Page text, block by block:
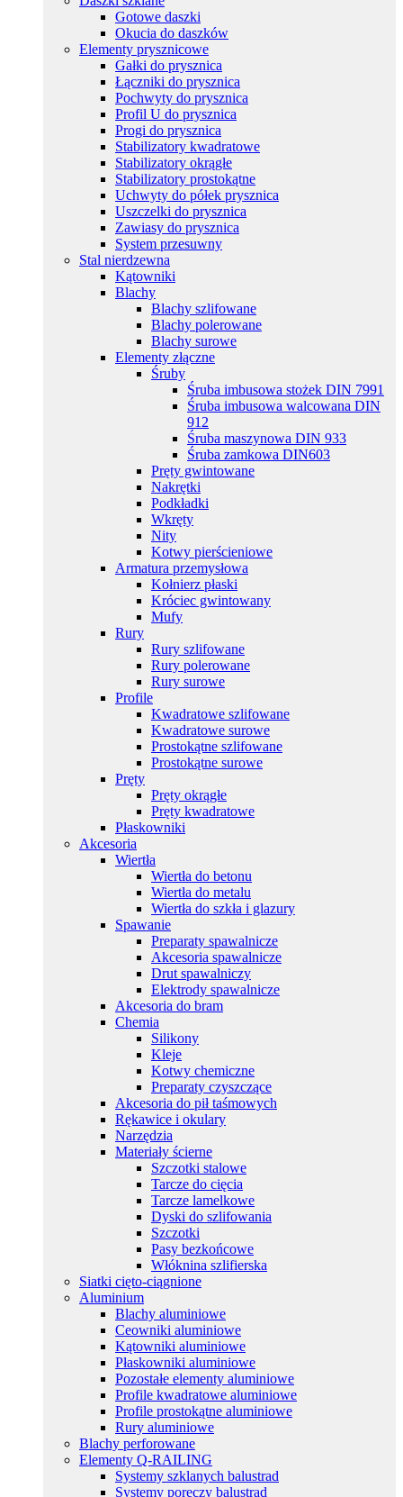
Gotowe daszki
Okucia do daszków
Elementy prysznicowe
Gałki do prysznica
Łączniki do prysznica
Pochwyty do prysznica
Profil U do prysznica
Progi do prysznica
Stabilizatory kwadratowe
Stabilizatory okrągłe
Stabilizatory prostokątne
Uchwyty do półek prysznica
Uszczelki do prysznica
Zawiasy do prysznica
System przesuwny
Stal nierdzewna
Kątowniki
Blachy
Blachy szlifowane
Blachy polerowane
Blachy surowe
Elementy złączne
Śruby
Śruba imbusowa stożek DIN 7991
Śruba imbusowa walcowana DIN
912
Śruba maszynowa DIN 933
Śruba zamkowa DIN603
Pręty gwintowane
Nakrętki
Podkładki
Wkręty
Nity
Kotwy pierścieniowe
Armatura przemysłowa
Kołnierz płaski
Króciec gwintowany
Mufy
Rury
Rury szlifowane
Rury polerowane
Rury surowe
Profile
Kwadratowe szlifowane
Kwadratowe surowe
Prostokątne szlifowane
Prostokątne surowe
Pręty
Pręty okrągłe
Pręty kwadratowe
Płaskowniki
Akcesoria
Wiertła
Wiertła do betonu
Wiertła do metalu
Wiertła do szkła i glazury
Spawanie
Preparaty spawalnicze
Akcesoria spawalnicze
Drut spawalniczy
Elektrody spawalnicze
Akcesoria do bram
Chemia
Silikony
Kleje
Kotwy chemiczne
Preparaty czyszczące
Akcesoria do pił taśmowych
Rękawice i okulary
Narzędzia
Materiały ścierne
Szczotki stalowe
Tarcze do cięcia
Tarcze lamelkowe
Dyski do szlifowania
Szczotki
Pasy bezkońcowe
Włóknina szlifierska
Siatki cięto-ciągnione
Aluminium
Blachy aluminiowe
Ceowniki aluminiowe
Kątowniki aluminiowe
Płaskowniki aluminiowe
Pozostałe elementy aluminiowe
Profile kwadratowe aluminiowe
Profile prostokątne aluminiowe
Rury aluminiowe
Blachy perforowane
Elementy Q-RAILING
Systemy szklanych balustrad
Systemy poręczy balustrad